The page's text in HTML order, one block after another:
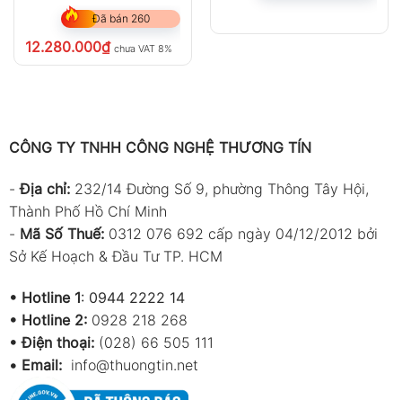
Đã bán 260
12.280.000₫ chưa VAT 8%
CÔNG TY TNHH CÔNG NGHỆ THƯƠNG TÍN
-Địa chỉ: 232/14 Đường Số 9, phường Thông Tây Hội,
Thành Phố Hồ Chí Minh
- Mã Số Thuế: 0312 076 692 cấp ngày 04/12/2012 bởi
Sở Kế Hoạch & Đầu Tư TP. HCM
• Hotline 1: 0944 2222 14
• Hotline 2: 0928 218 268
• Điện thoại: (028) 66 505 111
• Email: info@thuongtin.net